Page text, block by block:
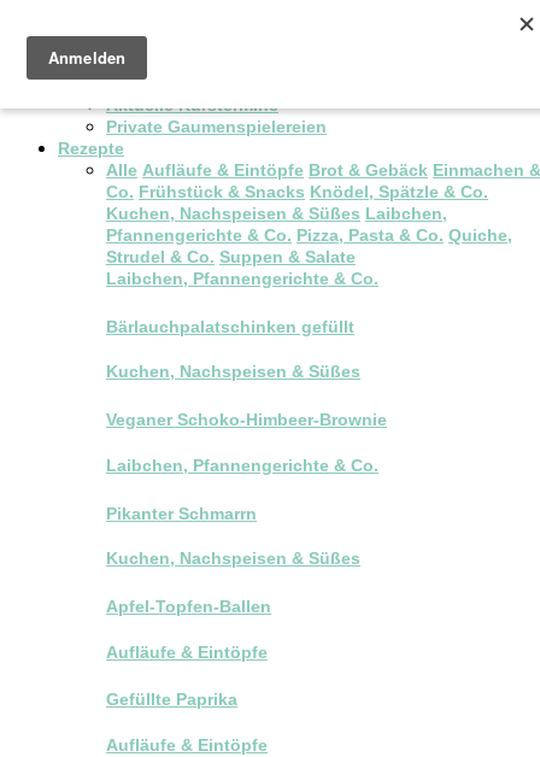
Pop-up Brunch
Kochkurse & Workshops
Aktuelle Kurstermine
Private Gaumenspielereien
Rezepte
Alle Aufläufe & Eintöpfe Brot & Gebäck Einmachen &
Co. Frühstück & Snacks Knödel, Spätzle & Co.
Kuchen, Nachspeisen & Süßes Laibchen,
Pfannengerichte & Co. Pizza, Pasta & Co. Quiche,
Strudel & Co. Suppen & Salate
Laibchen, Pfannengerichte & Co.
Bärlauchpalatschinken gefüllt
Kuchen, Nachspeisen & Süßes
Veganer Schoko-Himbeer-Brownie
Laibchen, Pfannengerichte & Co.
Pikanter Schmarrn
Kuchen, Nachspeisen & Süßes
Apfel-Topfen-Ballen
Aufläufe & Eintöpfe
Gefüllte Paprika
Aufläufe & Eintöpfe